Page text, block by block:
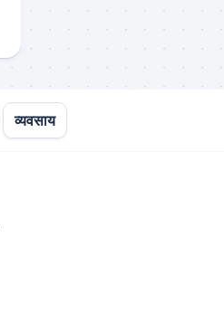
व्यवसाय